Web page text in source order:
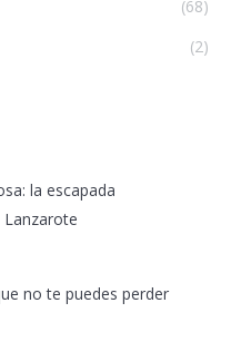
(68)
(2)
la escapada
Lanzarote
no te puedes perder